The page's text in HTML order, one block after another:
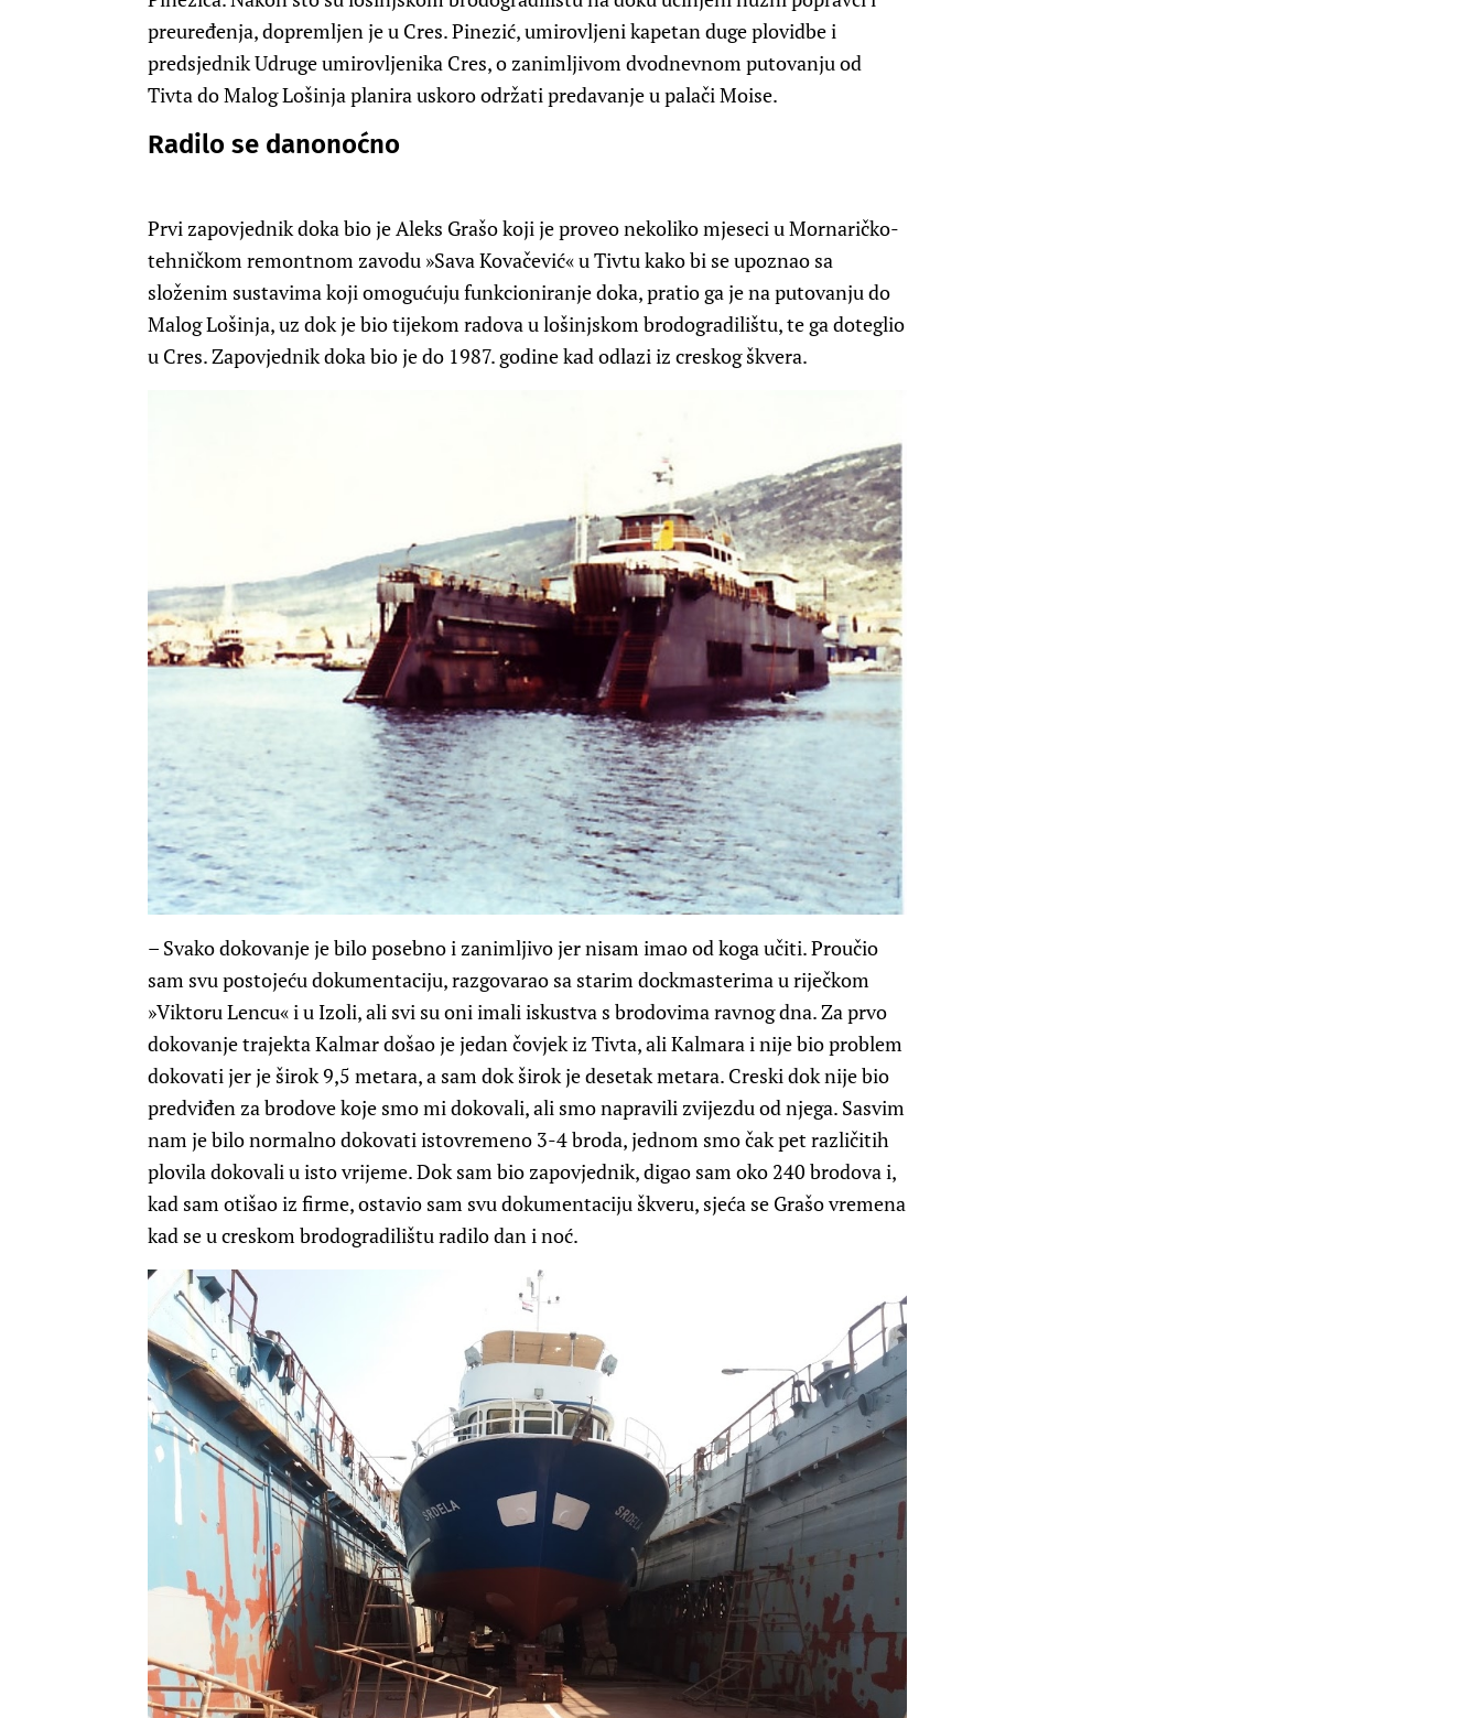
preuređenja, dopremljen je u Cres. Pinezić, umirovljeni kapetan duge plovidbe i
predsjednik Udruge umirovljenika Cres, o zanimljivom dvodnevnom putovanju od
Tivta do Malog Lošinja planira uskoro održati predavanje u palači Moise.
Radilo se danonoćno
Prvi zapovjednik doka bio je Aleks Grašo koji je proveo nekoliko mjeseci u Mornaričko-
tehničkom remontnom zavodu »Sava Kovačević« u Tivtu kako bi se upoznao sa
složenim sustavima koji omogućuju funkcioniranje doka, pratio ga je na putovanju do
Malog Lošinja, uz dok je bio tijekom radova u lošinjskom brodogradilištu, te ga doteglio
u Cres. Zapovjednik doka bio je do 1987. godine kad odlazi iz creskog škvera.
– Svako dokovanje je bilo posebno i zanimljivo jer nisam imao od koga učiti. Proučio
sam svu postojeću dokumentaciju, razgovarao sa starim dockmasterima u riječkom
»Viktoru Lencu« i u Izoli, ali svi su oni imali iskustva s brodovima ravnog dna. Za prvo
dokovanje trajekta Kalmar došao je jedan čovjek iz Tivta, ali Kalmara i nije bio problem
dokovati jer je širok 9,5 metara, a sam dok širok je desetak metara. Creski dok nije bio
predviđen za brodove koje smo mi dokovali, ali smo napravili zvijezdu od njega. Sasvim
nam je bilo normalno dokovati istovremeno 3-4 broda, jednom smo čak pet različitih
plovila dokovali u isto vrijeme. Dok sam bio zapovjednik, digao sam oko 240 brodova i,
kad sam otišao iz firme, ostavio sam svu dokumentaciju škveru, sjeća se Grašo vremena
kad se u creskom brodogradilištu radilo dan i noć.